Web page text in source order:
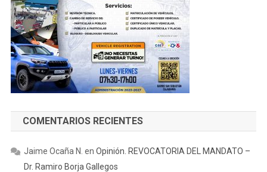
COMENTARIOS RECIENTES
Jaime Ocaña N. en Opinión. REVOCATORIA DEL MANDATO –
Dr. Ramiro Borja Gallegos